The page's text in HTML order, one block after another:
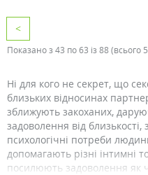
<
Показано з 43 по 63 із 88 (всього
Ні для кого не секрет, що
близьких відносинах
зближують закоханих,
задоволення від
психологічні потреби
допомагають різні інтимні
посилюють задоволення як